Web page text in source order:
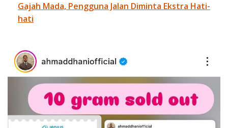
Gajah Mada, Pengguna Jalan Diminta Ekstra Hati-
hati